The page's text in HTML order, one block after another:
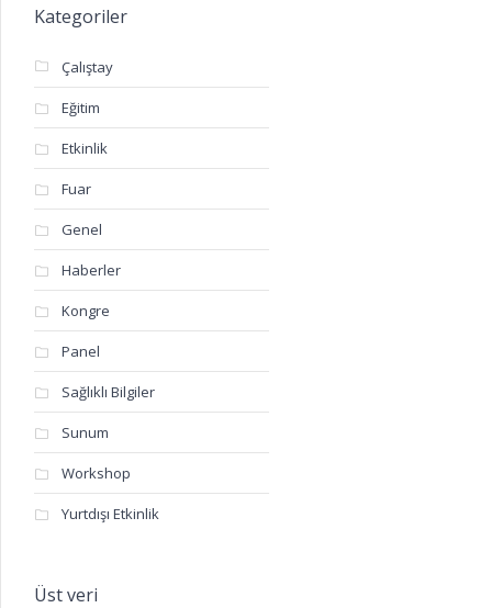
Kategoriler
Çalıştay
Eğitim
Etkinlik
Fuar
Genel
Haberler
Kongre
Panel
Sağlıklı Bilgiler
Sunum
Workshop
Yurtdışı Etkinlik
Üst veri